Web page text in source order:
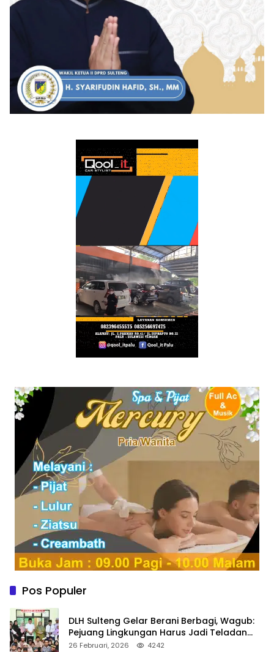
Pos Populer
DLH Sulteng Gelar Berani Berbagi, Wagub:
Pejuang Lingkungan Harus Jadi Teladan
Kepedulian
26 Februari, 2026 4242